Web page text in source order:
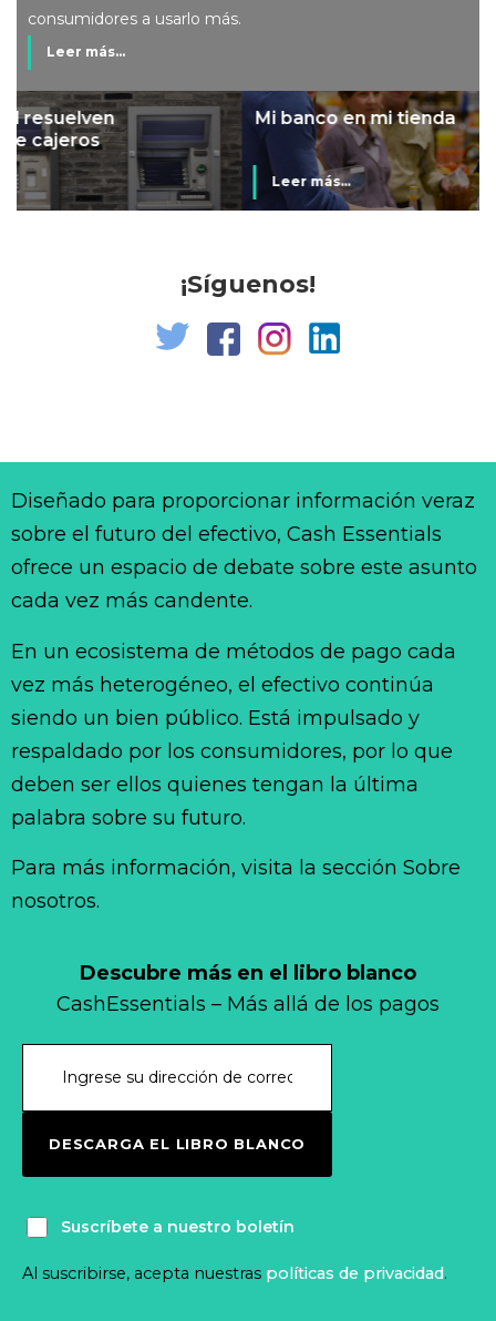
consumidores a usarlo más.
Leer más...
Mi banco en mi tienda
Leer más...
¡Síguenos!
Descubre más en el libro blanco
CashEssentials – Más allá de los pagos
DESCARGA EL LIBRO BLANCO
Suscríbete a nuestro boletín
Al suscribirse, acepta nuestras políticas de privacidad.
Diseñado para proporcionar información veraz
sobre el futuro del efectivo, Cash Essentials
ofrece un espacio de debate sobre este asunto
cada vez más candente.
En un ecosistema de métodos de pago cada
vez más heterogéneo, el efectivo continúa
siendo un bien público. Está impulsado y
respaldado por los consumidores, por lo que
deben ser ellos quienes tengan la última
palabra sobre su futuro.
Para más información, visita la sección Sobre
nosotros.